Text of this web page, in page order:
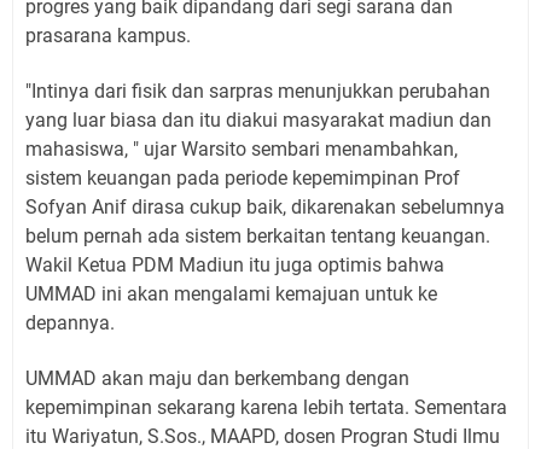
progres yang baik dipandang dari segi sarana dan
prasarana kampus.
"Intinya dari fisik dan sarpras menunjukkan perubahan
yang luar biasa dan itu diakui masyarakat madiun dan
mahasiswa, " ujar Warsito sembari menambahkan,
sistem keuangan pada periode kepemimpinan Prof
Sofyan Anif dirasa cukup baik, dikarenakan sebelumnya
belum pernah ada sistem berkaitan tentang keuangan.
Wakil Ketua PDM Madiun itu juga optimis bahwa
UMMAD ini akan mengalami kemajuan untuk ke
depannya.
UMMAD akan maju dan berkembang dengan
kepemimpinan sekarang karena lebih tertata. Sementara
itu Wariyatun, S.Sos., MAAPD, dosen Progran Studi Ilmu